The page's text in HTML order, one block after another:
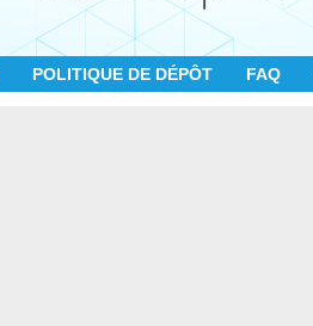
POLITIQUE DE DÉPÔT FAQ